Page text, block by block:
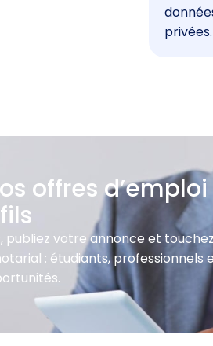
privées.
offres
publiez votre annonce et
: étudiants,